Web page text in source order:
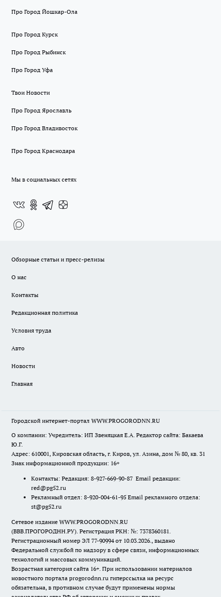
Про Город Йошкар-Ола
Про Город Курск
Про Город Рыбинск
Про Город Уфа
Твои Новости
Про Город Ярославль
Про Город Владивосток
Про Город Краснодара
Мы в социальных сетях
Обзорные статьи и пресс-релизы
О нас
Контакты
Редакционная политика
Условия труда
Авто
Новости
Главная
Городской интернет-портал WWW.PROGORODNN.RU
О компании: Учредитель: ИП Звеняцкая Е.А. Редактор сайта: Бакаева
Ю.Г.
Адрес: 610001, Кировская область, г. Киров, ул. Азина, дом № 80, кв. 31
Знак информационной продукции: 16+
Контакты: Редакция: 8-927-669-90-87 Email редакции:
red@pg52.ru
Рекламный отдел: 8-920-004-61-95 Email рекламного отдела:
st@pg52.ru
Сетевое издание WWW.PROGORODNN.RU
(ВВВ.ПРОГОРОДНН.РУ). Регистрация РКН: №: 7378360181.
Регистрационный номер ЭЛ 77-90994 от 10.03.2026., выдано
Федеральной службой по надзору в сфере связи, информационных
технологий и массовых коммуникаций.
Возрастная категория сайта 16+. При использовании материалов
новостного портала progorodnn.ru гиперссылка на ресурс
обязательна, в противном случае будут применены нормы